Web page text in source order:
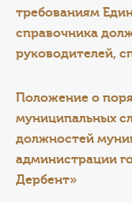
требованиям
справочника
руководителей,
Положение о
муниципальных
должностей
администрации
Дербент»